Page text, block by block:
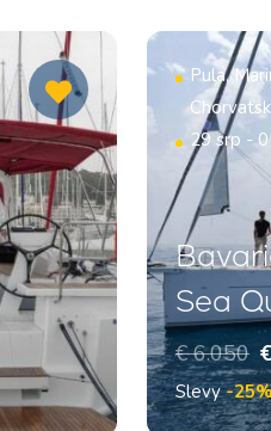
Pula,
29 srp -
Sea
€ 6.050
Slevy-